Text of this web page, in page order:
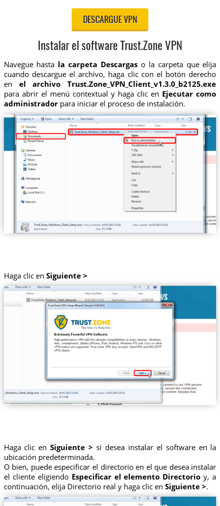
DESCARGUE VPN
Instalar el software Trust.Zone VPN
Navegue hasta la carpeta Descargas o la carpeta que elija
cuando descargue el archivo, haga clic con el botón derecho
en el archivo Trust.Zone_VPN_Client_v1.3.0_b2125.exe
para abrir el menú contextual y haga clic en Ejecutar como
administradorpara iniciar el proceso de instalación.
Haga clic en Siguiente >
Haga clic enSiguiente > si desea instalar el software en la
ubicación predeterminada.
O bien, puede especificar el directorio en el que desea instalar
el cliente eligiendo Especificar el elemento Directorio y, a
continuación, elija Directorio real y haga clic en Siguiente >.